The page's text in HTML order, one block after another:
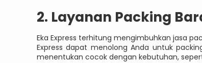
2. Layanan Packing
Eka Express terhitung mengimbuhkan jasa
Express dapat menolong Anda untuk
menentukan cocok dengan kebutuhan,